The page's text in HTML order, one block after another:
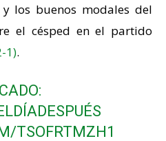
los buenos modales del
el césped en el partido
1).
TSOFRTMZH1